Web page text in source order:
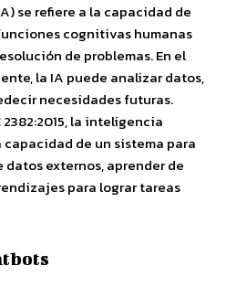
se refiere a la capacidad de
cognitivas humanas
de problemas. En el
la IA puede analizar datos,
necesidades futuras.
la inteligencia
de un sistema para
externos, aprender de
para lograr tareas